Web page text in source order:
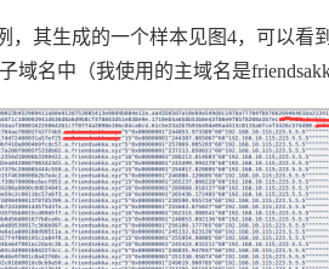
，其生成的一个样本见图4，可以看
域名中（我使用的主域名是